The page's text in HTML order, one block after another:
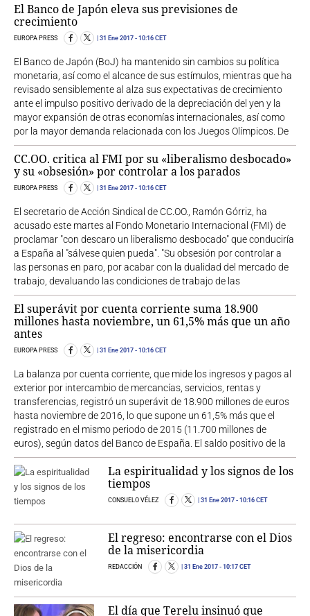
El Banco de Japón eleva sus previsiones de
crecimiento
EUROPA PRESS 31 Ene 2017 - 10:16 CET
El Banco de Japón (BoJ) ha mantenido sin cambios su política
monetaria, así como el alcance de sus estímulos, mientras que ha
revisado sensiblemente al alza sus expectativas de crecimiento
ante el impulso positivo derivado de la depreciación del yen y la
mayor expansión de otras economías internacionales, así como
por la mayor demanda relacionada con los Juegos Olímpicos. De
CC.OO. critica al FMI por su «liberalismo desbocado»
y su «obsesión» por controlar a los parados
EUROPA PRESS 31 Ene 2017 - 10:16 CET
El secretario de Acción Sindical de CC.OO., Ramón Górriz, ha
acusado este martes al Fondo Monetario Internacional (FMI) de
proclamar "con descaro un liberalismo desbocado" que conduciría
a España al "sálvese quien pueda". "Su obsesión por controlar a
las personas en paro, por acabar con la dualidad del mercado de
trabajo, devaluando las condiciones de trabajo de las
El superávit por cuenta corriente suma 18.900
millones hasta noviembre, un 61,5% más que un año
antes
EUROPA PRESS 31 Ene 2017 - 10:16 CET
La balanza por cuenta corriente, que mide los ingresos y pagos al
exterior por intercambio de mercancías, servicios, rentas y
transferencias, registró un superávit de 18.900 millones de euros
hasta noviembre de 2016, lo que supone un 61,5% más que el
registrado en el mismo periodo de 2015 (11.700 millones de
euros), según datos del Banco de España. El saldo positivo de la
La espiritualidad y los signos de los
tiempos
CONSUELO VÉLEZ 31 Ene 2017 - 10:16 CET
El regreso: encontrarse con el Dios
de la misericordia
REDACCIÓN 31 Ene 2017 - 10:17 CET
El día que Terelu insinuó que